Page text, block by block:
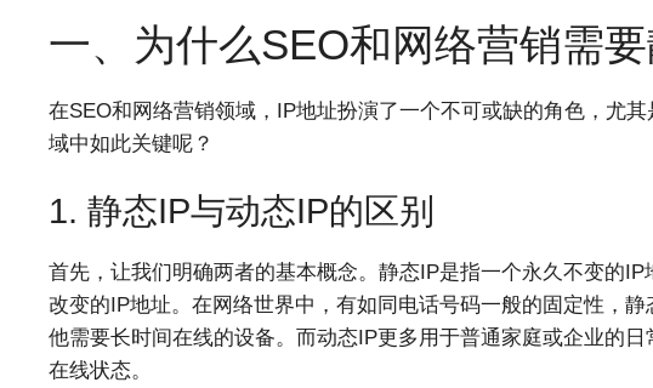
一、为什么SEO和网络营销需要
在SEO和网络营销领域，IP地址扮演了一个不可或缺的角色，尤
域中如此关键呢？
1. 静态IP与动态IP的区别
首先，让我们明确两者的基本概念。静态IP是指一个永久不变的
改变的IP地址。在网络世界中，有如同电话号码一般的固定性，
他需要长时间在线的设备。而动态IP更多用于普通家庭或企业的
在线状态。